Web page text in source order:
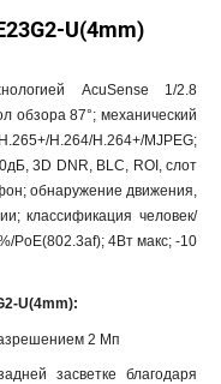
U(4mm)
AcuSense 1/2.8
обзора 87°; механический
H.264/H.264+/MJPEG;
3D DNR, BLC, ROI, слот
обнаружение движения,
классификация человек/
PoE(802.3af); 4Вт макс; -10
U(4mm):
2 Мп
засветке благодаря